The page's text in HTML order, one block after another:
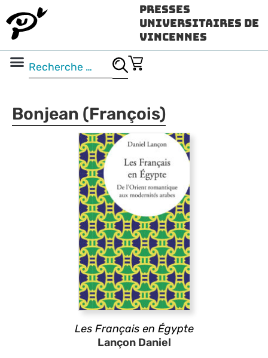
Presses
Universitaires de
Vincennes
Bonjean (François)
Les Français en Égypte
Lançon Daniel